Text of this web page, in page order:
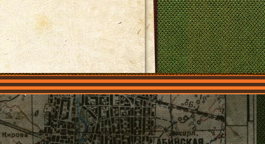
Галерея О нас